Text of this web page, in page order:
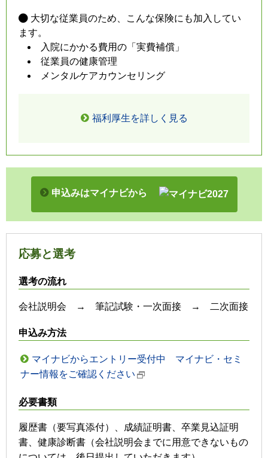
大切な従業員のため、こんな保険にも加入してい
ます。
入院にかかる費用の「実費補償」
従業員の健康管理
メンタルケアカウンセリング
福利厚生を詳しく見る
申込みはマイナビから
応募と選考
選考の流れ
会社説明会 → 筆記試験・一次面接 → 二次面接
申込み方法
マイナビからエントリー受付中 マイナビ・セミ
ナー情報をご確認ください
必要書類
履歴書（要写真添付）、成績証明書、卒業見込証明
書、健康診断書（会社説明会までに用意できないもの